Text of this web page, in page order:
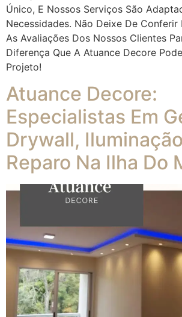
Único, E Nossos Serviços São
Necessidades. Não Deixe De
As Avaliações Dos Nossos Clientes
Diferença Que A Atuance Decore
Projeto!
Atuance Decore:
Especialistas Em
Drywall,
Reparo Na Ilha Do